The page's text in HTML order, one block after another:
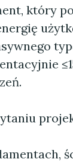
który